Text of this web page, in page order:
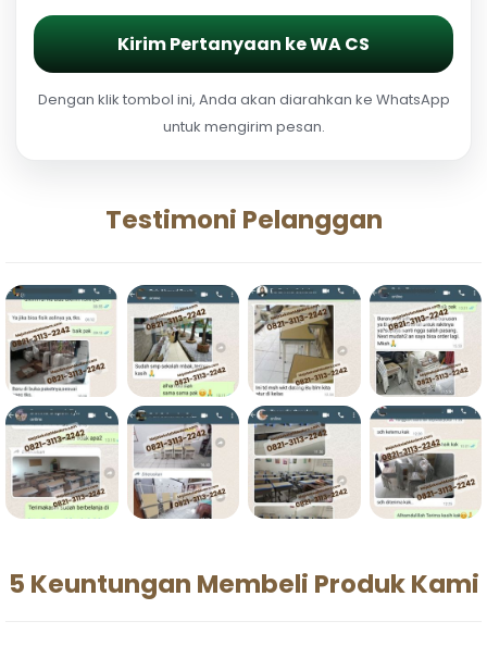
Kirim Pertanyaan ke WA CS
Dengan klik tombol ini, Anda akan diarahkan ke WhatsApp
untuk mengirim pesan.
Testimoni Pelanggan
5 Keuntungan Membeli Produk Kami